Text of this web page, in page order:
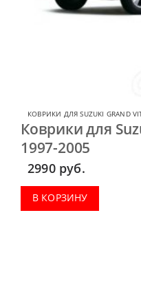
КОВРИКИ ДЛЯ SUZUKI GRAND
Коврики для
1997-2005
2990 руб.
В КОРЗИНУ